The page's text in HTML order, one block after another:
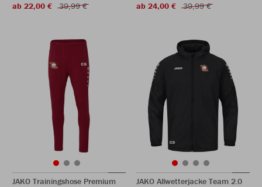
ab 22,00 €
39,99 €
ab 24,00 €
39,99 €
JAKO Trainingshose Premium
JAKO Allwetterjacke Team 2.0